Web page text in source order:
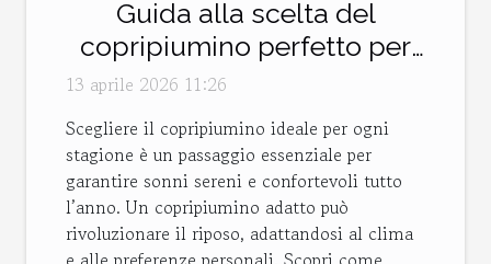
Guida alla scelta del
copripiumino perfetto per
ogni stagione
13 aprile 2026 11:26
Scegliere il copripiumino ideale per ogni
stagione è un passaggio essenziale per
garantire sonni sereni e confortevoli tutto
l’anno. Un copripiumino adatto può
rivoluzionare il riposo, adattandosi al clima